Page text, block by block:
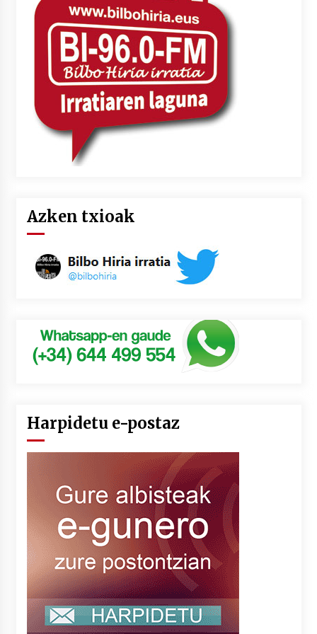
Azken txioak
Harpidetu e-postaz